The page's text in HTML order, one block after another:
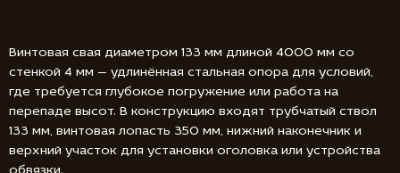
Винтовая свая диаметром 133 мм длиной 4000 мм со
стенкой 4 мм — удлинённая стальная опора для условий,
где требуется глубокое погружение или работа на
перепаде высот. В конструкцию входят трубчатый ствол
133 мм, винтовая лопасть 350 мм, нижний наконечник и
верхний участок для установки оголовка или устройства